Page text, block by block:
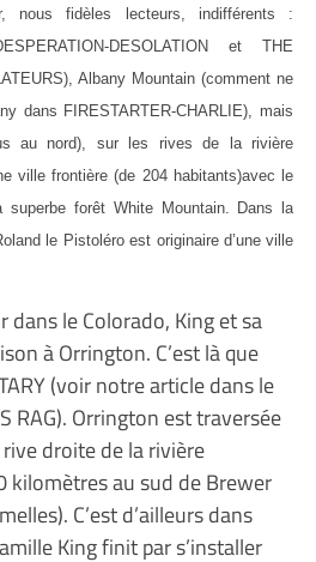
nous fidèles lecteurs, indifférents :
DESOLATION et THE
Albany Mountain (comment ne
dans FIRESTARTER-CHARLIE), mais
au nord), sur les rives de la rivière
ville frontière (de 204 habitants)avec le
superbe forêt White Mountain. Dans la
le Pistoléro est originaire d’une ville
le Colorado, King et sa
à Orrington. C’est là que
(voir notre article dans le
RAG). Orrington est traversée
droite de la rivière
kilomètres au sud de Brewer
C’est d’ailleurs dans
King finit par s’installer